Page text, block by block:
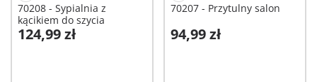
70208 - Sypialnia z
kącikiem do szycia
124,99 zł
Dodaj do koszyka
70207 - Przytulny salon
94,99 zł
Dodaj do koszyka